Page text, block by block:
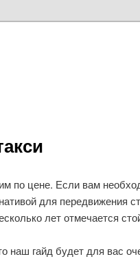
по цене. Если вам
для передвижения
лет отмечается
наш гайд будет для вас